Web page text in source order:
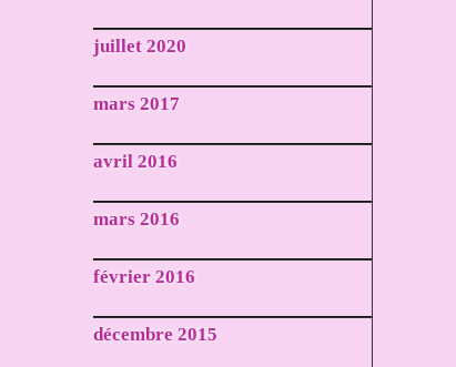
juillet 2020
mars 2017
avril 2016
mars 2016
février 2016
décembre 2015